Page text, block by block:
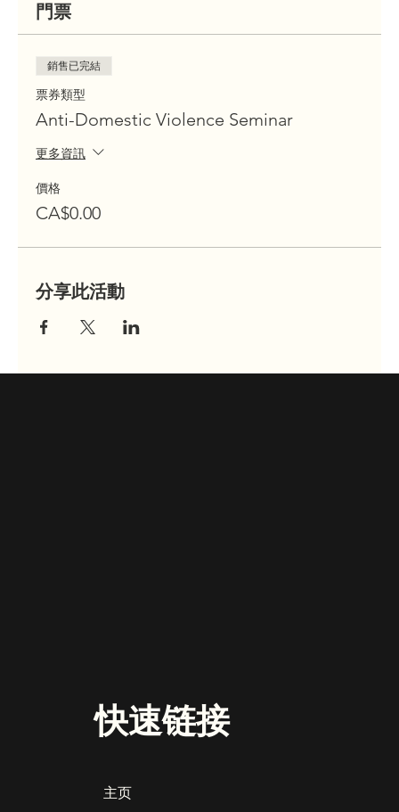
門票
銷售已完結
票券類型
Anti-Domestic Violence Seminar
更多資訊
價格
CA$0.00
分享此活動
主页
快速链接